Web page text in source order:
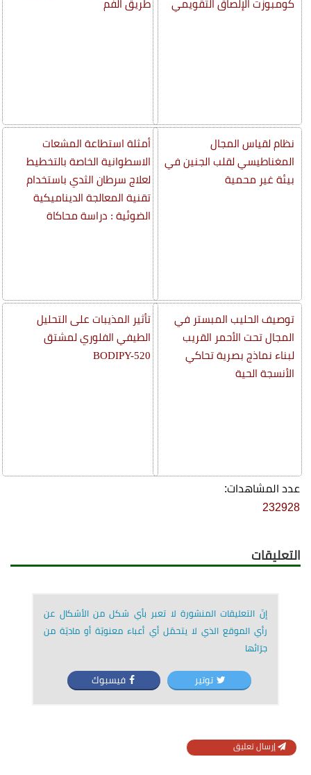
كومبوزت الإلصاق التقويمي
نظام لقياس المجال
المغناطيسي لقلب الجنين في
بيئة غير محمية
توصيف الحليب المبستر في
المجال تحت الأحمر القريب
لبناء نماذج بصرية تحاكي
الأنسجة الحية
طريق الفم
أمثلة استطاعة المشعات
الاسطوانية الخاصة بالتخطيط
لعلاج سرطان الثدي باستخدام
تقنية المعالجة الديناميكية
الضوئية : دراسة محاكاة
تأثير المذيبات على التحليل
الطيفي الفلوري لمشتق
BODIPY-520
عدد المشاهدات:
232928
التعليقات
إنّ التعليقات المنشورة لا تعبر بأي شكل من الأشكال عن
رأي الموقع الذي لا يتحمّل أي أعباء معنويّة أو ماديّة من
جرّائها
توتير فيسبوك
إرسال تعليق